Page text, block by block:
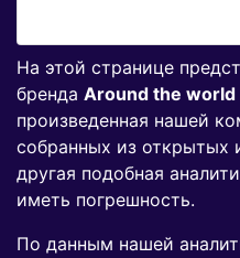
На этой странице
бренда Around the world
произведенная нашей
собранных из открытых
другая подобная
иметь погрешность.
По данным нашей